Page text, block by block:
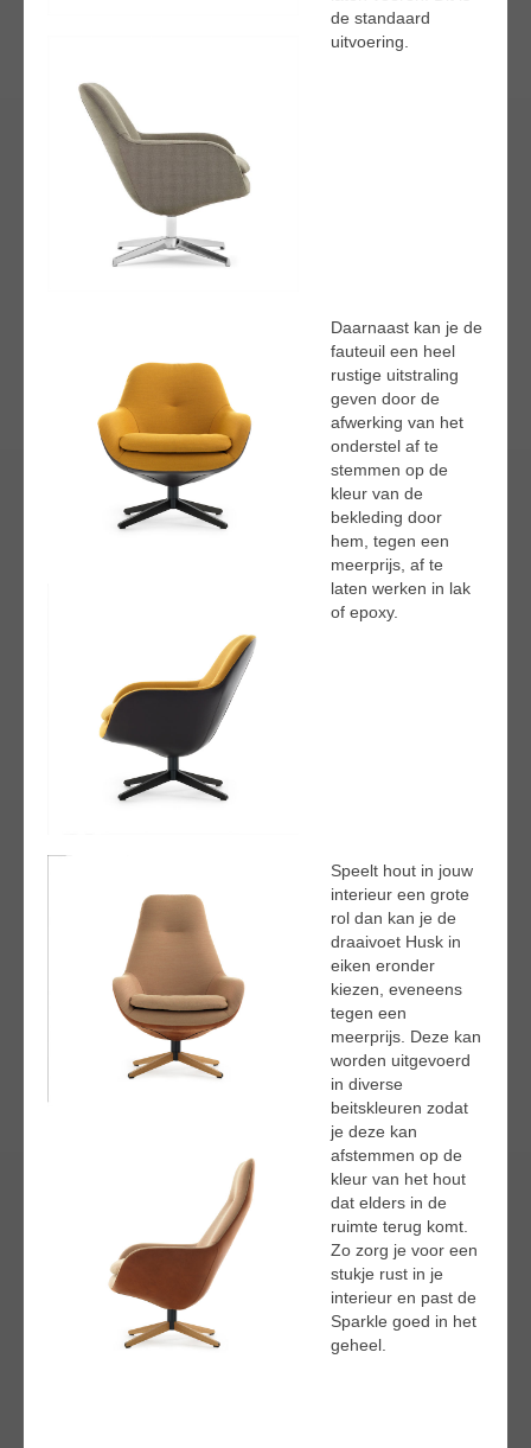
de standaard
uitvoering.
Daarnaast kan je de
fauteuil een heel
rustige uitstraling
geven door de
afwerking van het
onderstel af te
stemmen op de
kleur van de
bekleding door
hem, tegen een
meerprijs, af te
laten werken in lak
of epoxy.
Speelt hout in jouw
interieur een grote
rol dan kan je de
draaivoet Husk in
eiken eronder
kiezen, eveneens
tegen een
meerprijs. Deze kan
worden uitgevoerd
in diverse
beitskleuren zodat
je deze kan
afstemmen op de
kleur van het hout
dat elders in de
ruimte terug komt.
Zo zorg je voor een
stukje rust in je
interieur en past de
Sparkle goed in het
geheel.